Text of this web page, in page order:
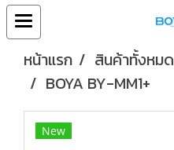
หน้าแรก สินค้าทั้งหมด
BOYA BY-MM1+
New